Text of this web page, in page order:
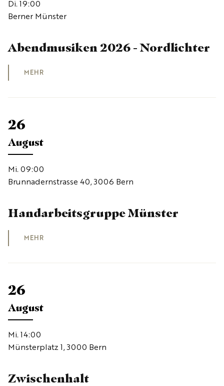
Di. 19:00
Berner Münster
Abendmusiken 2026 - Nordlichter
MEHR
26
August
Mi. 09:00
Brunnadernstrasse 40, 3006 Bern
Handarbeitsgruppe Münster
MEHR
26
August
Mi. 14:00
Münsterplatz 1, 3000 Bern
Zwischenhalt